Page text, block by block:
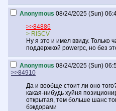
Anonymous 08/24/2025 (Sun)
>>84886
> RISCV
Ну я это и имел ввиду. Только
поддержкой powerpc, но без
Anonymous 08/24/2025 (Sun)
>>84910
Да и вообще стоит ли оно
какая-нибудь хуйня
открытая, тем больше шанс
бэкдорами